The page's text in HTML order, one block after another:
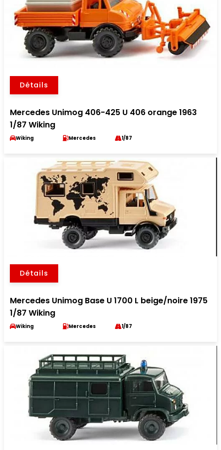
Détails
Mercedes Unimog 406-425 U 406 orange 1963
1/87 Wiking
Wiking Mercedes 1/87
Détails
Mercedes Unimog Base U 1700 L beige/noire 1975
1/87 Wiking
Wiking Mercedes 1/87